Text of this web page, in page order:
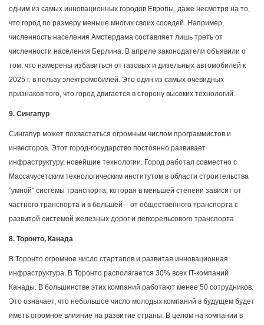
одним из самых инновационных городов Европы, даже несмотря на то,
что город по размеру меньше многих своих соседей. Например,
численность населения Амстердама составляет лишь треть от
численности населения Берлина. В апреле законодатели объявили о
том, что намерены избавиться от газовых и дизельных автомобилей к
2025 г. в пользу электромобилей. Это один из самых очевидных
признаков того, что город двигается в сторону высоких технологий.
9. Сингапур
Сингапур может похвастаться огромным числом программистов и
инвесторов. Этот город-государство постоянно развивает
инфраструктуру, новейшие технологии. Город работал совместно с
Массачусетским технологическим институтом в области строительства
"умной" системы транспорта, которая в меньшей степени зависит от
частного транспорта и в большей – от общественного транспорта с
развитой системой железных дорог и легкорельсового транспорта.
8. Торонто, Канада
В Торонто огромное число стартапов и развитая инновационная
инфраструктура. В Торонто располагается 30% всех IT-компаний
Канады. В большинстве этих компаний работают менее 50 сотрудников.
Это означает, что небольшое число молодых компаний в будущем будет
иметь огромное влияние на развитие страны. В целом на компании в